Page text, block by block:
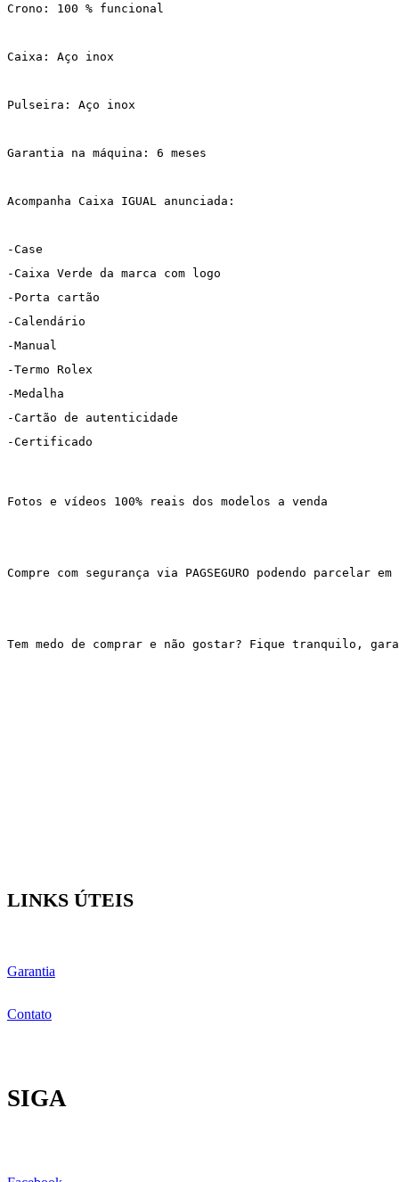
Crono: 100 % funcional
Caixa: Aço inox
Pulseira: Aço inox
Garantia na máquina: 6 meses
Acompanha Caixa IGUAL anunciada:
-Case
-Caixa Verde da marca com logo
-Porta cartão
-Calendário
-Manual
-Termo Rolex
-Medalha
-Cartão de autenticidade
-Certificado
Fotos e vídeos 100% reais dos modelos a venda
Compre com segurança via PAGSEGURO podendo
Tem medo de comprar e não gostar? Fique tranquilo,
LINKS ÚTEIS
Garantia
Contato
SIGA